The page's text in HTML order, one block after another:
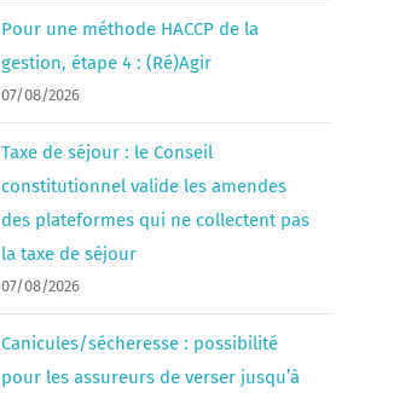
Pour une méthode HACCP de la
gestion, étape 4 : (Ré)Agir
07/08/2026
Taxe de séjour : le Conseil
constitutionnel valide les amendes
des plateformes qui ne collectent pas
la taxe de séjour
07/08/2026
Canicules/sécheresse : possibilité
pour les assureurs de verser jusqu’à